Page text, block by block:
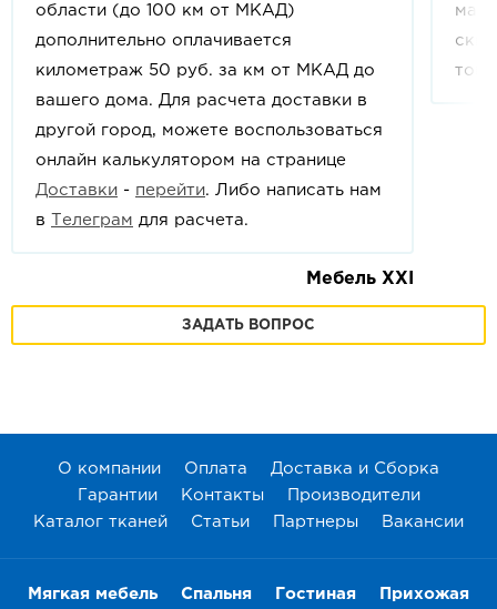
области (до 100 км от МКАД)
дополнительно оплачивается
километраж 50 руб. за км от МКАД до
вашего дома. Для расчета доставки в
другой город, можете воспользоваться
онлайн калькулятором на странице
Доставки - перейти. Либо написать нам
в Телеграм для расчета.
Мебель XXI
ЗАДАТЬ ВОПРОС
О компании Оплата
Доставка и Сборка
Гарантии
Контакты
Производители
Каталог тканей
Статьи Партнеры Вакансии
Мягкая мебель Спальня Гостиная Прихожая